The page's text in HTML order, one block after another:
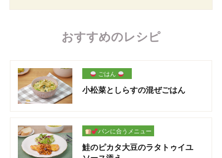
おすすめのレシピ
ごはん
小松菜としらすの混ぜごはん
パンに合うメニュー
鮭のピカタ大豆のラタトゥイユ